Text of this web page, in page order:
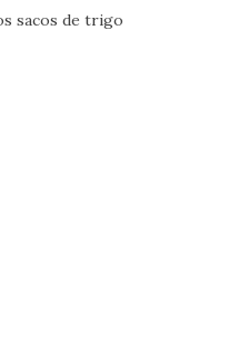
sacos de trigo